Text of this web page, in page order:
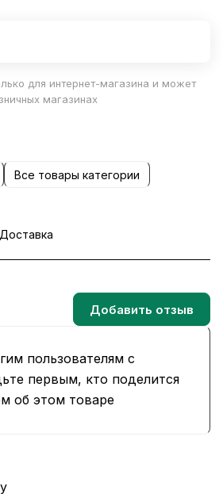
для интернет-магазина и может
магазинах
Все товары категории
Доставка
пользователям с
первым, кто поделится
об этом товаре
Добавить отзыв